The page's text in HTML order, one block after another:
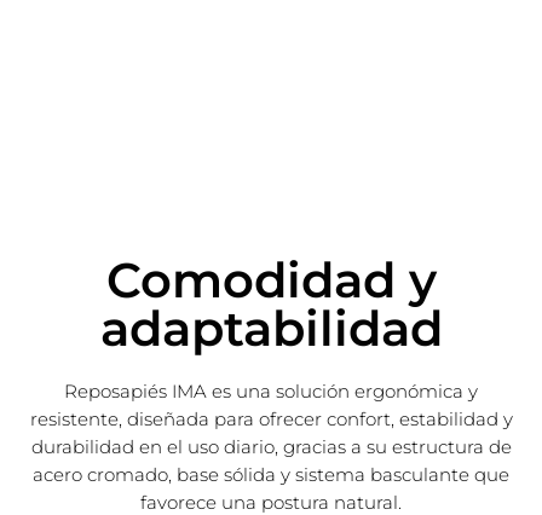
Comodidad y
adaptabilidad
Reposapiés IMA es una solución ergonómica y
resistente, diseñada para ofrecer confort, estabilidad y
durabilidad en el uso diario, gracias a su estructura de
acero cromado, base sólida y sistema basculante que
favorece una postura natural.